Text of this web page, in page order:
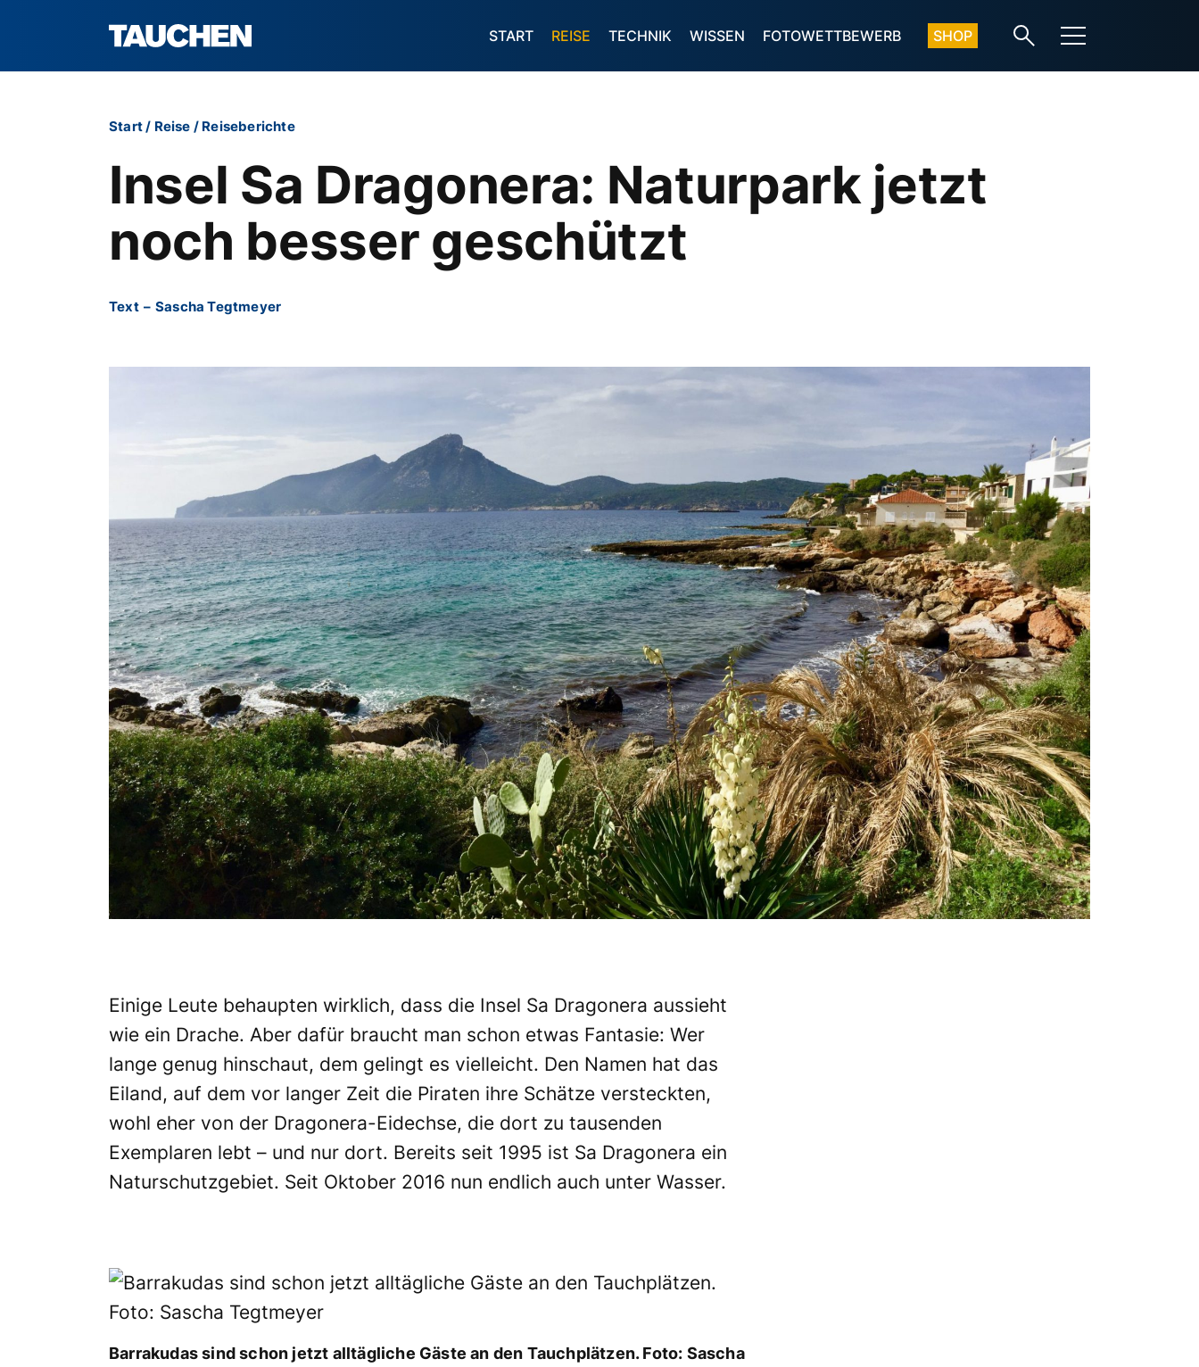
START REISE TECHNIK WISSEN FOTOWETTBEWERB SHOP
Start/ Reise / Reiseberichte
Insel Sa Dragonera: Naturpark jetzt
noch besser geschützt
Text – Sascha Tegtmeyer
Einige Leute behaupten wirklich, dass die Insel Sa Dragonera aussieht
wie ein Drache. Aber dafür braucht man schon etwas Fantasie: Wer
lange genug hinschaut, dem gelingt es vielleicht. Den Namen hat das
Eiland, auf dem vor langer Zeit die Piraten ihre Schätze versteckten,
wohl eher von der Dragonera-Eidechse, die dort zu tausenden
Exemplaren lebt – und nur dort. Bereits seit 1995 ist Sa Dragonera ein
Naturschutzgebiet. Seit Oktober 2016 nun endlich auch unter Wasser.
Barrakudas sind schon jetzt alltägliche Gäste an den Tauchplätzen. Foto: Sascha